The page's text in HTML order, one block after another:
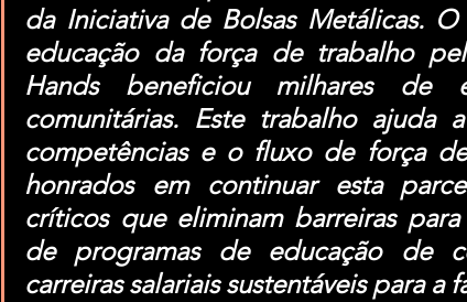
da Iniciativa de Bolsas Metálicas.
educação da força de trabalho
Hands beneficiou milhares de
comunitárias. Este trabalho ajuda
competências e o fluxo de força
honrados em continuar esta
críticos que eliminam barreiras
de programas de educação de
carreiras salariais sustentáveis ​​para a